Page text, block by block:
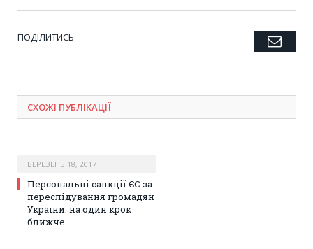
ПОДІЛИТИСЬ Twitter
Facebook
Google+
Pinterest
LinkedIn
Tumblr
СХОЖІ ПУБЛІКАЦІЇ
БЕРЕЗЕНЬ 18, 2017
Персональні санкції ЄС за
переслідування громадян
України: на один крок
ближче